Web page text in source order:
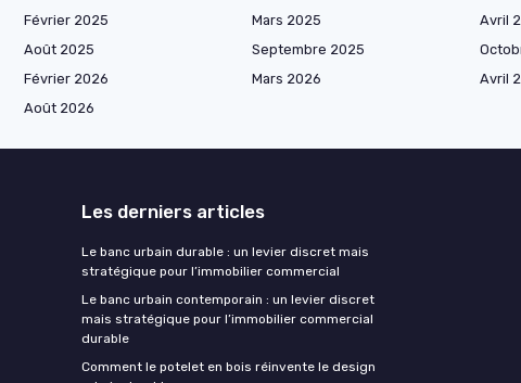
Février 2025 Mars 2025 Avril
Août 2025 Septembre 2025
Février 2026 Mars 2026 Avril
Août 2026
Les derniers articles
Le banc urbain durable : un levier discret mais
stratégique pour l’immobilier commercial
Le banc urbain contemporain : un levier discret
mais stratégique pour l’immobilier commercial
durable
Comment le potelet en bois réinvente le design